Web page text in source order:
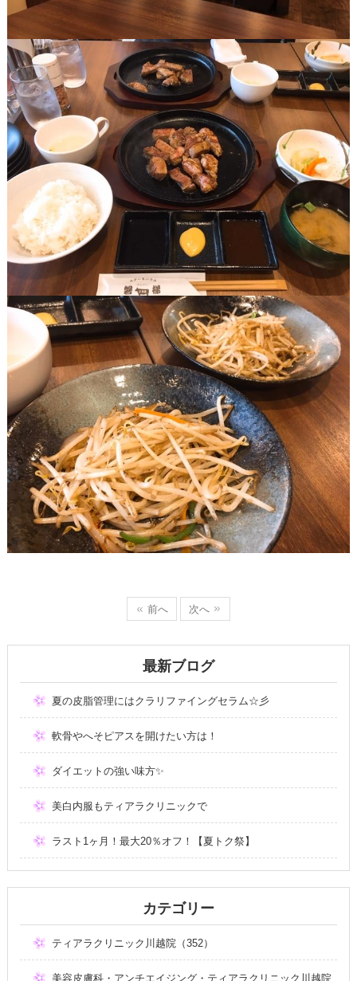
前へ 次へ
最新ブログ
夏の皮脂管理にはクラリファイングセラム☆彡
軟骨やへそピアスを開けたい方は！
ダイエットの強い味方✨
美白内服もティアラクリニックで
ラスト1ヶ月！最大20％オフ！【夏トク祭】
カテゴリー
ティアラクリニック川越院（352）
美容皮膚科・アンチエイジング・ティアラクリニック川越院